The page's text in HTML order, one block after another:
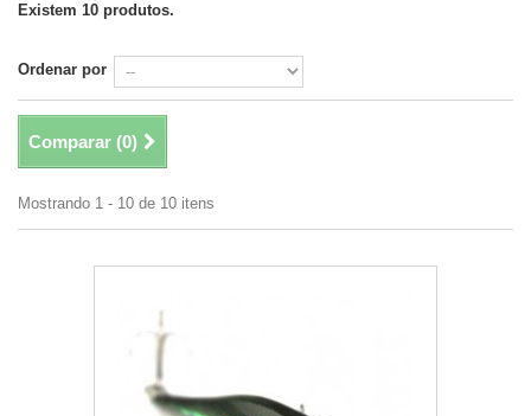
Existem 10 produtos.
Ordenar por
Comparar (0)
Mostrando 1 - 10 de 10 itens